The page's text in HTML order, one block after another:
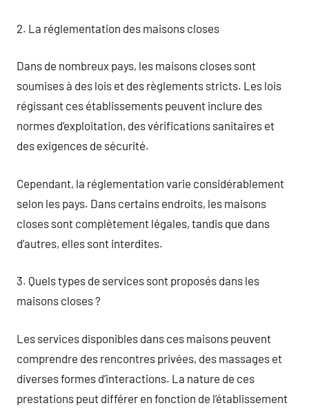
2. La réglementation des maisons closes
Dans de nombreux pays, les maisons closes sont
soumises à des lois et des règlements stricts. Les lois
régissant ces établissements peuvent inclure des
normes d’exploitation, des vérifications sanitaires et
des exigences de sécurité.
Cependant, la réglementation varie considérablement
selon les pays. Dans certains endroits, les maisons
closes sont complètement légales, tandis que dans
d’autres, elles sont interdites.
3. Quels types de services sont proposés dans les
maisons closes ?
Les services disponibles dans ces maisons peuvent
comprendre des rencontres privées, des massages et
diverses formes d’interactions. La nature de ces
prestations peut différer en fonction de l’établissement